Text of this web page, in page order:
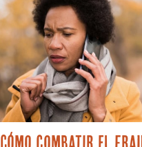
Cómo combatir el